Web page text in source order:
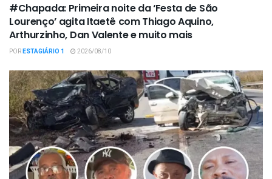
#Chapada: Primeira noite da ‘Festa de São
Lourenço’ agita Itaetê com Thiago Aquino,
Arthurzinho, Dan Valente e muito mais
PORESTAGIÁRIO 1 2026/08/10